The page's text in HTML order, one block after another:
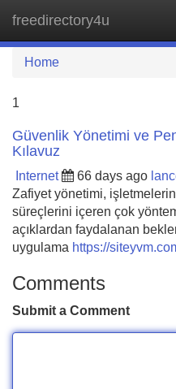
freedirectory4u
Home
1
Güvenlik Yönetimi ve
Kılavuz
Internet 66 days ago
Zafiyet yönetimi,
süreçlerini içeren çok
açıklardan faydalanan
uygulama https://
Comments
Submit a Comment